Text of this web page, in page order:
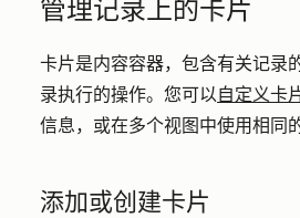
管理记录上的卡片
卡片是内容容器，包含有关记录
录执行的操作。您可以 自定义卡
信息，或在多个视图中使用相同
添加或创建卡片